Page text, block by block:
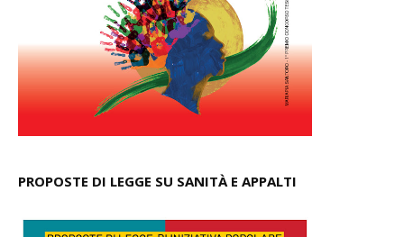
PROPOSTE DI LEGGE SU SANITÀ E APPALTI